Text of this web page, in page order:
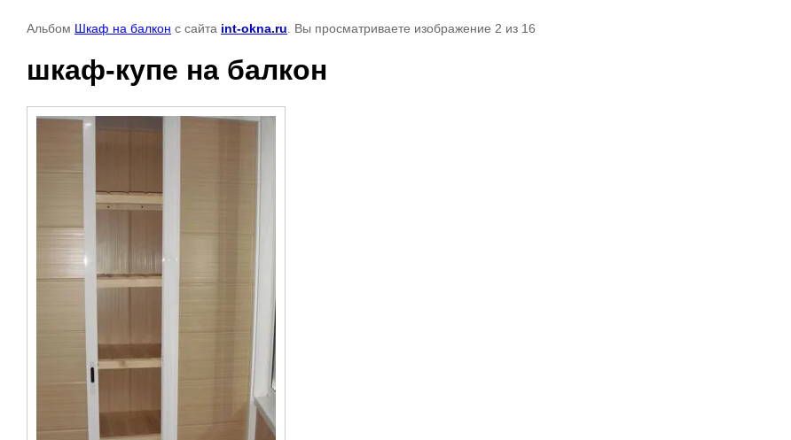
Альбом Шкаф на балкон с сайта int-okna.ru . Вы просматриваете изображение 2 из 16
шкаф-купе на балкон